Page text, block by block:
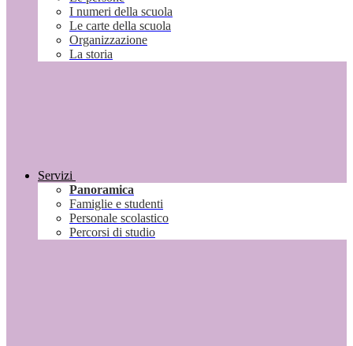
I numeri della scuola
Le carte della scuola
Organizzazione
La storia
Servizi
Panoramica
Famiglie e studenti
Personale scolastico
Percorsi di studio